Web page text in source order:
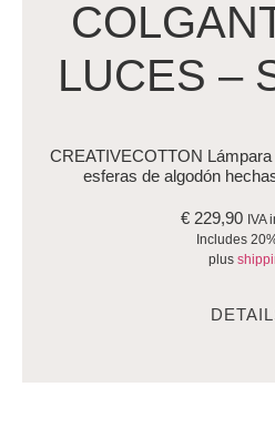
LUCES –
CREATIVECOTTON
esferas de algodón
€229,90 IVA
Includes
plus